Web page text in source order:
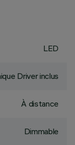
LED
Driver inclus
À distance
Dimmable